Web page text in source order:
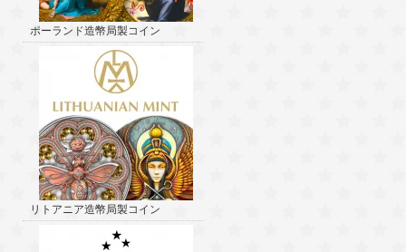
ポーランド造幣局製コイン
リトアニア造幣局製コイン